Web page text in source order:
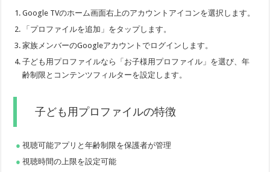
Google TVのホーム画面右上のアカウントアイコンを選択します。
「プロファイルを追加」をタップします。
家族メンバーのGoogleアカウントでログインします。
子ども用プロファイルなら「お子様用プロファイル」を選び、年
齢制限とコンテンツフィルターを設定します。
子ども用プロファイルの特徴
視聴可能アプリと年齢制限を保護者が管理
視聴時間の上限を設定可能